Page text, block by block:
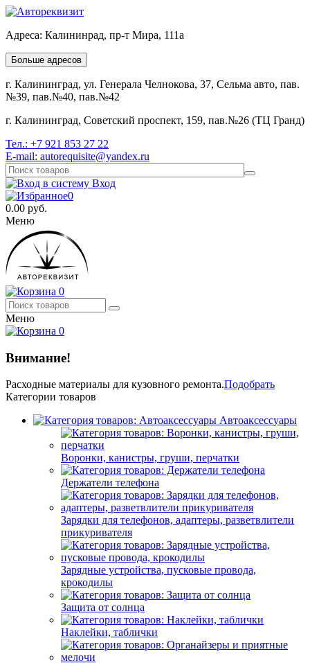
Адреса: Калининрад, пр-т Мира, 111а
Больше адресов
г. Калининград, ул. Генерала Челнокова, 37, Сельма авто, пав.
№39, пав.№40, пав.№42
г. Калининград, Советский проспект, 159, пав.№26 (ТЦ Гранд)
Тел.: +7 921 853 27 22
E-mail: autorequisite@yandex.ru
Вход
0
0.00 руб.
Меню
0
Меню
0
Внимание!
Расходные материалы для кузовного ремонта.Подобрать
Категории товаров
Автоаксессуары
Воронки, канистры, груши, перчатки
Держатели телефона
Зарядки для телефонов, адаптеры, разветвлители
прикуривателя
Зарядные устройства, пусковые провода,
крокодилы
Защита от солнца
Наклейки, таблички